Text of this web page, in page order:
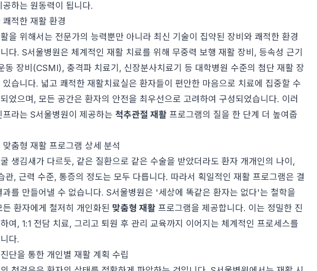
하는 원동력이 됩니다.
쾌적한 재활 환경
을 위해서는 전문가의 능력뿐만 아니라 최신 기술이 집약된 장비와 쾌적한 환경
다. S서울병원은 체계적인 재활 치료를 위해 무중력 보행 재활 장비, 등속성 근기
동 장비(CSMI), 충격파 치료기, 신장분사치료기 등 대학병원 수준의 첨단 재활 장
있습니다. 넓고 쾌적한 재활치료실은 환자들이 편안한 마음으로 치료에 집중할 수
었으며, 모든 공간은 환자의 안전을 최우선으로 고려하여 구성되었습니다. 이러
프라는 S서울병원이 제공하는 척추관절 재활 프로그램의 질을 한 단계 더 높여줍
춤형 재활 프로그램 상세 분석
생김새가 다르듯, 같은 질환으로 같은 수술을 받았더라도 환자 개개인의 나이,
관, 근력 수준, 통증의 정도는 모두 다릅니다. 따라서 획일적인 재활 프로그램은 결
과를 만들어낼 수 없습니다. S서울병원은 '세상에 똑같은 환자는 없다'는 철학을
든 환자에게 철저히 개인화된 맞춤형 재활 프로그램을 제공합니다. 이는 정밀한 진
여, 1:1 전담 치료, 그리고 퇴원 후 관리 교육까지 이어지는 체계적인 프로세스를
다.
단을 통한 개인별 재활 계획 수립